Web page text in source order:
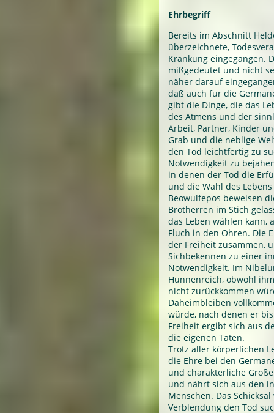
Ehrbegriff
Bereits im Abschnitt
überzeichnete,
Kränkung eingegangen.
mißgedeutet und nicht
näher darauf
daß auch für die
gibt die Dinge, die das
des Atmens und der
Arbeit, Partner, Kinder
Grab und die neblige
den Tod leichtfertig zu
Notwendigkeit zu
in denen der Tod die
und die Wahl des
Beowulfepos beweisen
Brotherren im Stich
das Leben wählen
Fluch in den Ohren. Die
der Freiheit zusammen,
Sichbekennen zu einer
Notwendigkeit. Im
Hunnenreich, obwohl
nicht zurückkommen
Daheimbleiben
würde, nach denen er
Freiheit ergibt sich aus
die eigenen Taten.
Trotz aller körperlichen
die Ehre bei den
und charakterliche
und nährt sich aus den
Menschen. Das
Verblendung den Tod